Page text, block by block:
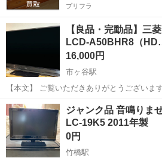
プリフラ
【良品・完動品】三
LCD-A50BHR8（
16,000円
市ヶ谷駅
【本文】 ご覧いただきありがとうございま
ルハイビジョン液晶テレビ「REAL（LCD-
製ですが、現在も問題なく快適に使用でき
ードディスク...
東京 千代田区 市ヶ谷駅 テレビ
ジャンク品 音鳴りま
LC-19K5 2011年製
0円
竹橋駅